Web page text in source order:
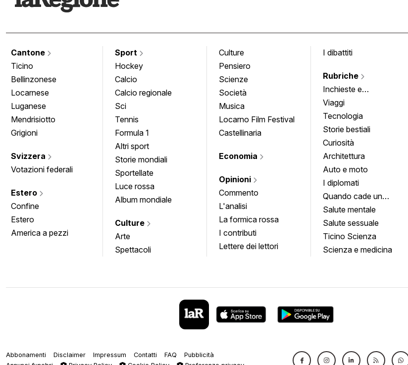
Cantone
Ticino
Bellinzonese
Locarnese
Luganese
Mendrisiotto
Grigioni
Svizzera
Votazioni federali
Estero
Confine
Estero
America a pezzi
Sport
Hockey
Calcio
Calcio regionale
Sci
Tennis
Formula 1
Altri sport
Storie mondiali
Sportellate
Luce rossa
Album mondiale
Culture
Arte
Spettacoli
Culture
Pensiero
Scienze
Società
Musica
Locarno Film Festival
Castellinaria
Economia
Opinioni
Commento
L'analisi
La formica rossa
I contributi
Lettere dei lettori
I dibattiti
Rubriche
Inchieste e
approfondimenti
Viaggi
Tecnologia
Storie bestiali
Curiosità
Architettura
Auto e moto
I diplomati
Quando cade un
quadro
Salute mentale
Salute sessuale
Ticino Scienza
Scienza e medicina
Abbonamenti Disclaimer Impressum Contatti FAQ
Pubblicità